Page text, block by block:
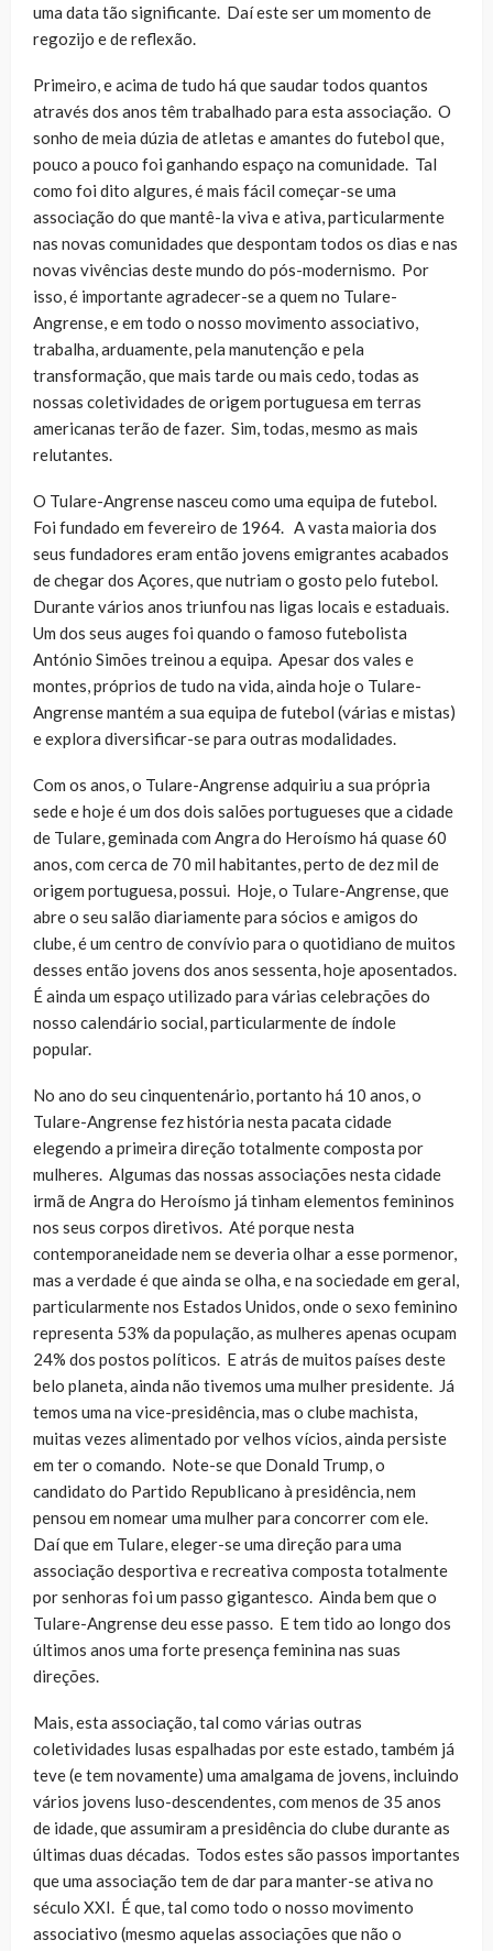
uma data tão significante. Daí este ser um momento de
regozijo e de reflexão.
Primeiro, e acima de tudo há que saudar todos quantos
através dos anos têm trabalhado para esta associação. O
sonho de meia dúzia de atletas e amantes do futebol que,
pouco a pouco foi ganhando espaço na comunidade. Tal
como foi dito algures, é mais fácil começar-se uma
associação do que mantê-la viva e ativa, particularmente
nas novas comunidades que despontam todos os dias e nas
novas vivências deste mundo do pós-modernismo. Por
isso, é importante agradecer-se a quem no Tulare-
Angrense, e em todo o nosso movimento associativo,
trabalha, arduamente, pela manutenção e pela
transformação, que mais tarde ou mais cedo, todas as
nossas coletividades de origem portuguesa em terras
americanas terão de fazer. Sim, todas, mesmo as mais
relutantes.
O Tulare-Angrense nasceu como uma equipa de futebol.
Foi fundado em fevereiro de 1964. A vasta maioria dos
seus fundadores eram então jovens emigrantes acabados
de chegar dos Açores, que nutriam o gosto pelo futebol.
Durante vários anos triunfou nas ligas locais e estaduais.
Um dos seus auges foi quando o famoso futebolista
António Simões treinou a equipa. Apesar dos vales e
montes, próprios de tudo na vida, ainda hoje o Tulare-
Angrense mantém a sua equipa de futebol (várias e mistas)
e explora diversificar-se para outras modalidades.
Com os anos, o Tulare-Angrense adquiriu a sua própria
sede e hoje é um dos dois salões portugueses que a cidade
de Tulare, geminada com Angra do Heroísmo há quase 60
anos, com cerca de 70 mil habitantes, perto de dez mil de
origem portuguesa, possui. Hoje, o Tulare-Angrense, que
abre o seu salão diariamente para sócios e amigos do
clube, é um centro de convívio para o quotidiano de muitos
desses então jovens dos anos sessenta, hoje aposentados.
É ainda um espaço utilizado para várias celebrações do
nosso calendário social, particularmente de índole
popular.
No ano do seu cinquentenário, portanto há 10 anos, o
Tulare-Angrense fez história nesta pacata cidade
elegendo a primeira direção totalmente composta por
mulheres. Algumas das nossas associações nesta cidade
irmã de Angra do Heroísmo já tinham elementos femininos
nos seus corpos diretivos. Até porque nesta
contemporaneidade nem se deveria olhar a esse pormenor,
mas a verdade é que ainda se olha, e na sociedade em geral,
particularmente nos Estados Unidos, onde o sexo feminino
representa 53% da população, as mulheres apenas ocupam
24% dos postos políticos. E atrás de muitos países deste
belo planeta, ainda não tivemos uma mulher presidente. Já
temos uma na vice-presidência, mas o clube machista,
muitas vezes alimentado por velhos vícios, ainda persiste
em ter o comando. Note-se que Donald Trump, o
candidato do Partido Republicano à presidência, nem
pensou em nomear uma mulher para concorrer com ele.
Daí que em Tulare, eleger-se uma direção para uma
associação desportiva e recreativa composta totalmente
por senhoras foi um passo gigantesco. Ainda bem que o
Tulare-Angrense deu esse passo. E tem tido ao longo dos
últimos anos uma forte presença feminina nas suas
direções.
Mais, esta associação, tal como várias outras
coletividades lusas espalhadas por este estado, também já
teve (e tem novamente) uma amalgama de jovens, incluindo
vários jovens luso-descendentes, com menos de 35 anos
de idade, que assumiram a presidência do clube durante as
últimas duas décadas. Todos estes são passos importantes
que uma associação tem de dar para manter-se ativa no
século XXI. É que, tal como todo o nosso movimento
associativo (mesmo aquelas associações que não o